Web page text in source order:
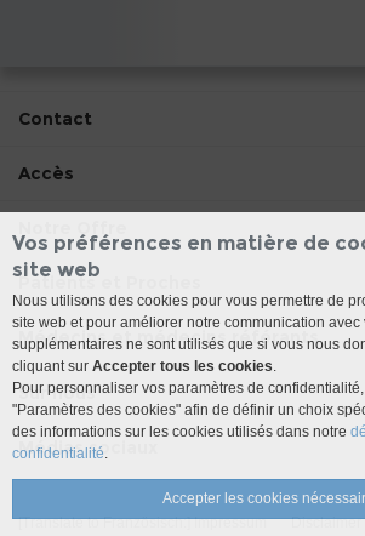
Contact
Accès
Patients et Proches
Médecins et médecins référants
Sur nous
Médias sociaux
[Translate to Französisch:] Impressum Disclaimer
Vos préférences en matière de
site web
Nous utilisons des cookies pour vous permettre de
site web et pour améliorer notre communication avec
supplémentaires ne sont utilisés que si vous nous
cliquant sur Accepter tous les cookies.
Pour personnaliser vos paramètres de
"Paramètres des cookies" afin de définir un choix
des informations sur les cookies utilisés dans notre
confidentialité.
Accepter les cookies